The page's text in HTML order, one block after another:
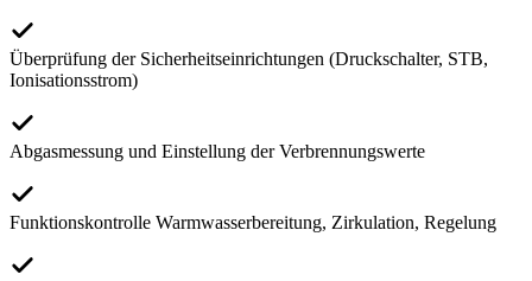
Überprüfung der Sicherheitseinrichtungen (Druckschalter, STB,
Ionisationsstrom)
Abgasmessung und Einstellung der Verbrennungswerte
Funktionskontrolle Warmwasserbereitung, Zirkulation, Regelung